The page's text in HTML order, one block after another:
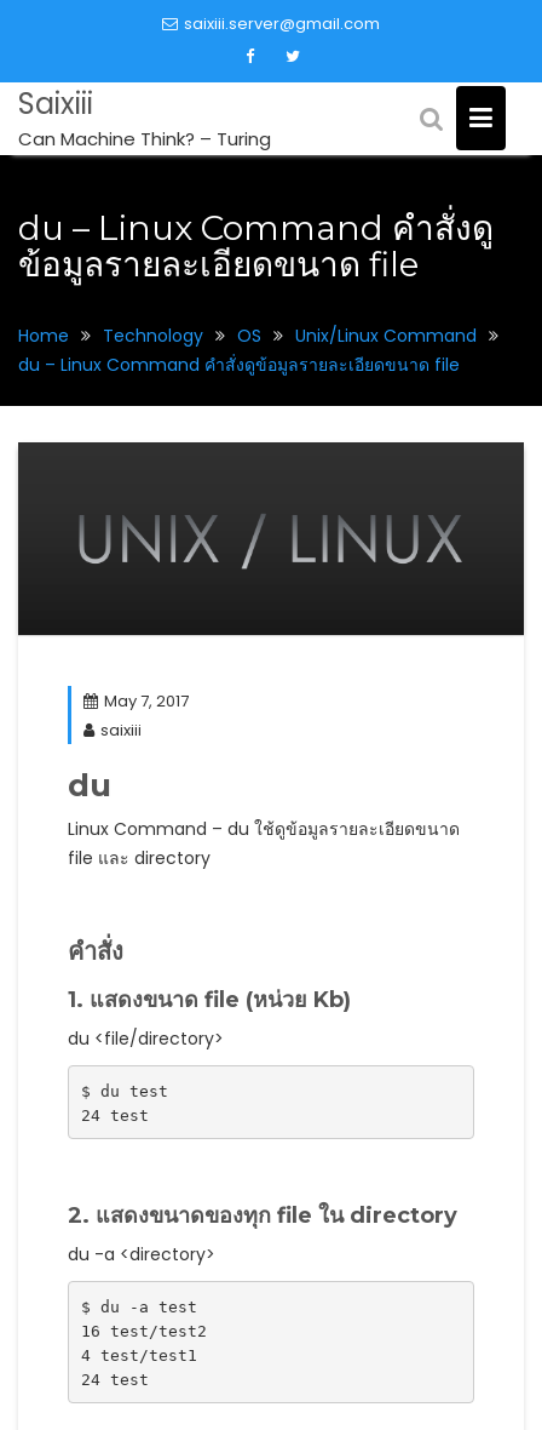
saixiii.server@gmail.com
Saixiii
Can Machine Think? – Turing
du – Linux Command คำสั่งดู
ข้อมูลรายละเอียดขนาด file
Home Technology OS
Unix/Linux Command
du – Linux Command คำสั่งดูข้อมูลรายละเอียดขนาด file
May 7, 2017
saixiii
du
Linux Command – du ใช้ดูข้อมูลรายละเอียดขนาด
file และ directory
คำสั่ง
1. แสดงขนาด file (หน่วย Kb)
du <file/directory>
$ du test
24 test
2. แสดงขนาดของทุก file ใน directory
du -a <directory>
$ du -a test
16 test/test2
4 test/test1
24 test